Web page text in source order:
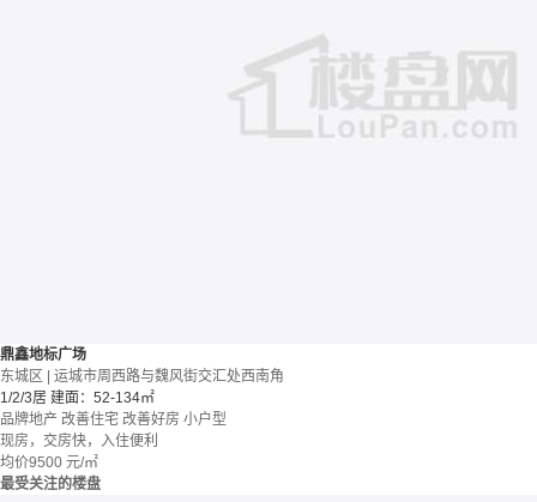
鼎鑫地标广场
东城区 | 运城市周西路与魏风街交汇处西南角
1/2/3居 建面：52-134㎡
品牌地产 改善住宅 改善好房 小户型
现房，交房快，入住便利
均价9500 元/㎡
最受关注的楼盘